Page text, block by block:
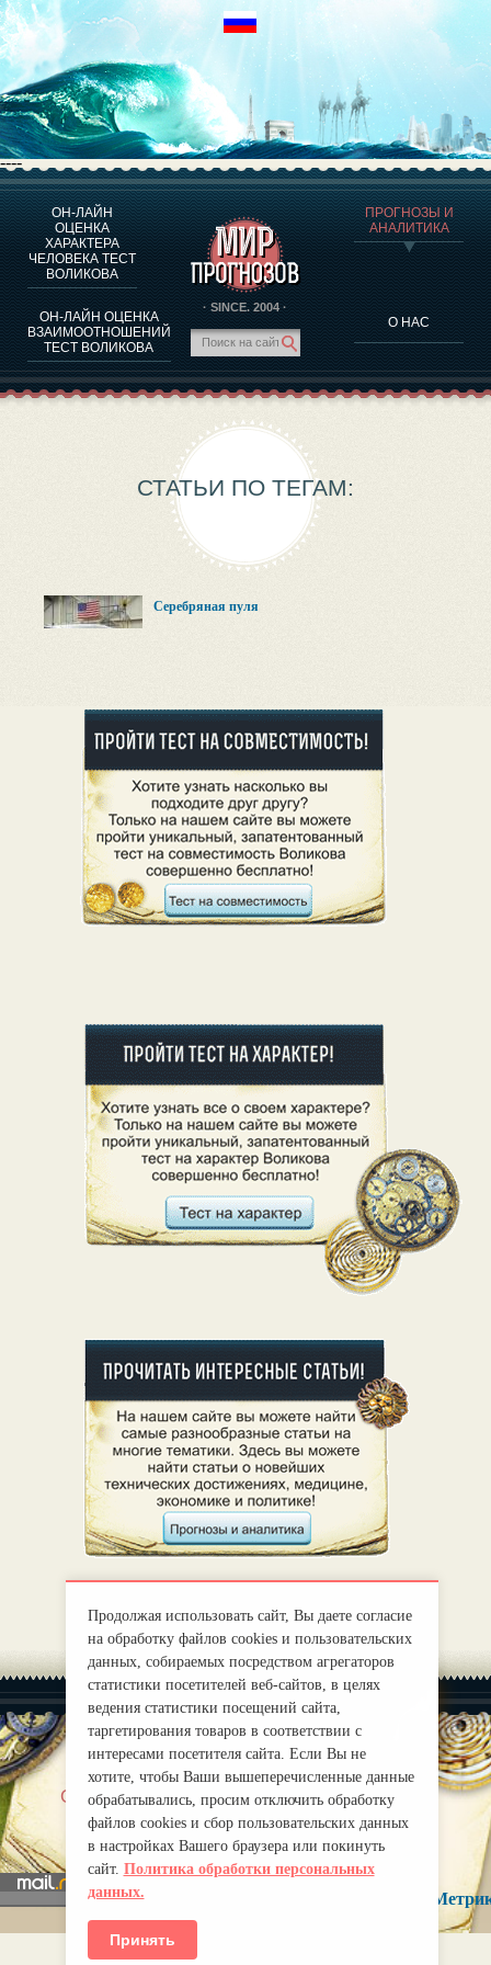
----
ОН-ЛАЙН
ОЦЕНКА
ХАРАКТЕРА
ЧЕЛОВЕКА ТЕСТ
ВОЛИКОВА
ОН-ЛАЙН ОЦЕНКА
ВЗАИМООТНОШЕНИЙ
ТЕСТ ВОЛИКОВА
· SINCE. 2004 ·
ПРОГНОЗЫ И
АНАЛИТИКА
О НАС
О ПРОГРАММЕ
ОЦЕНКА ХАРАКТЕРA ЧЕЛОВЕКА
ОЦЕНКА ХАРАКТЕРА ВЫДАЮЩИХСЯ ЛИЧНОСТЕЙ
О ПРОГРАММЕ
ТЕСТ НА СОВМЕСТИМОСТЬ ВОЛИКОВА
ПРОГНОЗЫ И АНАЛИТИКА
СТАТЬИ ПО ТЕГАМ:
Серебряная пуля
О нас
Правила
mirprognoz@mail.ru
Продолжая использовать сайт, Вы даете согласие
на обработку файлов cookies и пользовательских
данных, собираемых посредством агрегаторов
статистики посетителей веб-сайтов, в целях
ведения статистики посещений сайта,
таргетирования товаров в соответствии с
интересами посетителя сайта. Если Вы не
хотите, чтобы Ваши вышеперечисленные данные
обрабатывались, просим отключить обработку
файлов cookies и сбор пользовательских данных
в настройках Вашего браузера или покинуть
сайт. Политика обработки персональных
данных.
Принять